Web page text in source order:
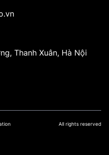
Thanh Xuân, Hà Nội
All rights reserved